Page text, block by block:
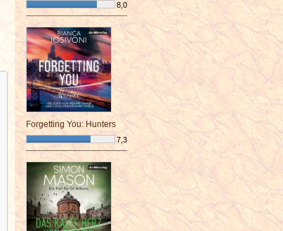
8,0
¯¯¯¯¯¯¯¯¯¯¯¯¯¯¯¯¯¯¯¯¯¯¯¯
Forgetting You: Hunters
7,3
¯¯¯¯¯¯¯¯¯¯¯¯¯¯¯¯¯¯¯¯¯¯¯¯